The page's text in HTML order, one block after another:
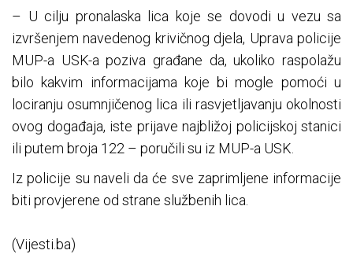
– U cilju pronalaska lica koje se dovodi u vezu sa
izvršenjem navedenog krivičnog djela, Uprava policije
MUP-a USK-a poziva građane da, ukoliko raspolažu
bilo kakvim informacijama koje bi mogle pomoći u
lociranju osumnjičenog lica ili rasvjetljavanju okolnosti
ovog događaja, iste prijave najbližoj policijskoj stanici
ili putem broja 122 – poručili su iz MUP-a USK.
Iz policije su naveli da će sve zaprimljene informacije
biti provjerene od strane službenih lica.
(Vijesti.ba)